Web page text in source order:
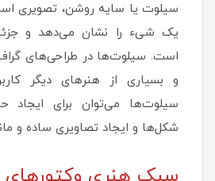
سیلوت یا سایه روشن، تصویری
یک شیء را نشان می‌دهد و
است. سیلوت‌ها در طراحی‌های
و بسیاری از هنرهای دیگر
سیلوت‌ها می‌توان برای ایجاد
شکل‌ها و ایجاد تصاویری ساده و